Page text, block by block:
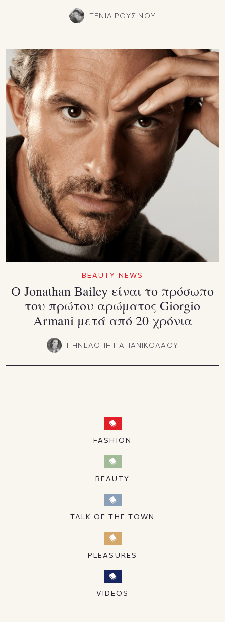
ΞΕΝΙΑ ΡΟΥΣΙΝΟΥ
BEAUTY NEWS
Ο Jonathan Bailey είναι το πρόσωπο
του πρώτου αρώματος Giorgio
Armani μετά από 20 χρόνια
ΠΗΝΕΛΟΠΗ ΠΑΠΑΝΙΚΟΛΑΟΥ
FASHION
BEAUTY
TALK OF THE TOWN
PLEASURES
VIDEOS